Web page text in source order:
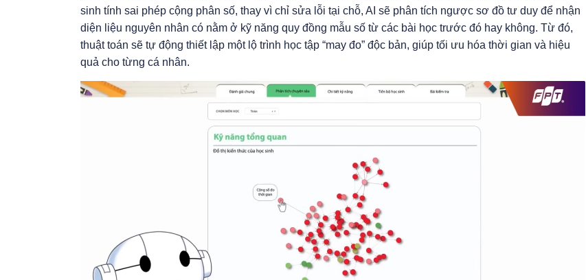
sinh tính sai phép cộng phân số, thay vì chỉ sửa lỗi tại chỗ, AI sẽ phân tích ngược sơ đồ tư duy để nhận
diện liệu nguyên nhân có nằm ở kỹ năng quy đồng mẫu số từ các bài học trước đó hay không. Từ đó,
thuật toán sẽ tự động thiết lập một lộ trình học tập “may đo” độc bản, giúp tối ưu hóa thời gian và hiệu
quả cho từng cá nhân.